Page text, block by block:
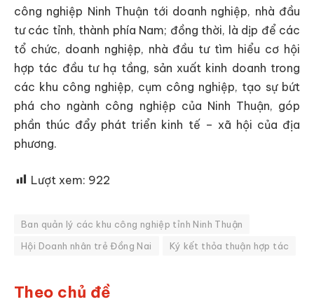
công nghiệp Ninh Thuận tới doanh nghiệp, nhà đầu
tư các tỉnh, thành phía Nam; đồng thời, là dịp để các
tổ chức, doanh nghiệp, nhà đầu tư tìm hiểu cơ hội
hợp tác đầu tư hạ tầng, sản xuất kinh doanh trong
các khu công nghiệp, cụm công nghiệp, tạo sự bứt
phá cho ngành công nghiệp của Ninh Thuận, góp
phần thúc đẩy phát triển kinh tế – xã hội của địa
phương.
Lượt xem: 922
Ban quản lý các khu công nghiệp tỉnh Ninh Thuận
Hội Doanh nhân trẻ Đồng Nai
Ký kết thỏa thuận hợp tác
Theo chủ đề